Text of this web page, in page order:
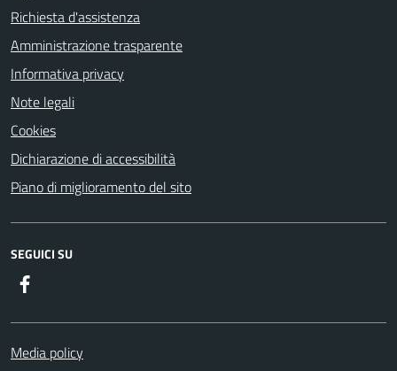
Richiesta d'assistenza
Amministrazione trasparente
Informativa privacy
Note legali
Cookies
Dichiarazione di accessibilità
Piano di miglioramento del sito
SEGUICI SU
Media policy